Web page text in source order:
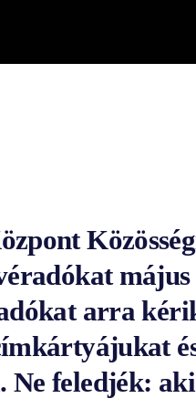
május
arra
feledjék: